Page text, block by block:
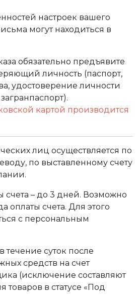
настроек вашего
могут находиться в
обязательно предъявите
личность (паспорт,
удостоверение личности
картой производится
лиц осуществляется по
по выставленному счету
счета – до 3 дней. Возможно
оплаты счета. Для этого
с персональным
течение суток после
средств на счет
(исключение составляют
в статусе «Под